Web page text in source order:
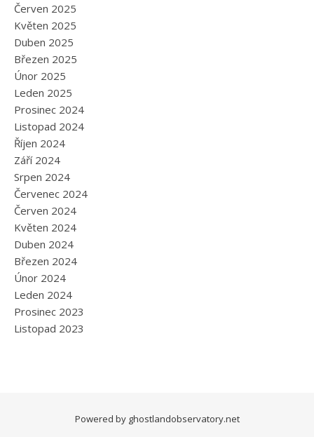
Červen 2025
Květen 2025
Duben 2025
Březen 2025
Únor 2025
Leden 2025
Prosinec 2024
Listopad 2024
Říjen 2024
Září 2024
Srpen 2024
Červenec 2024
Červen 2024
Květen 2024
Duben 2024
Březen 2024
Únor 2024
Leden 2024
Prosinec 2023
Listopad 2023
Powered by ghostlandobservatory.net